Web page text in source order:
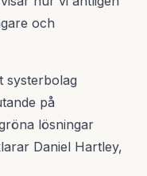
och
systerbolag
på
lösningar
Daniel Hartley,